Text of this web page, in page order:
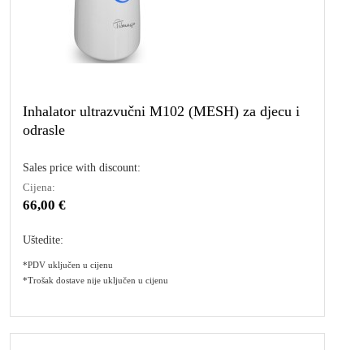
Inhalator ultrazvučni M102 (MESH) za djecu i
odrasle
Sales price with discount:
Cijena:
66,00 €
Uštedite:
*PDV uključen u cijenu
*Trošak dostave nije uključen u cijenu